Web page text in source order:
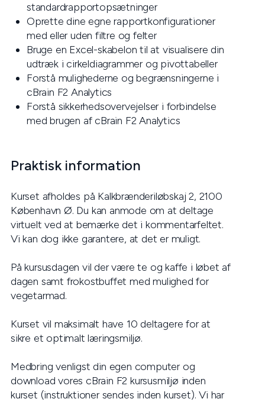
standardrapportopsætninger
Oprette dine egne rapportkonfigurationer
med eller uden filtre og felter
Bruge en Excel-skabelon til at visualisere din
udtræk i cirkeldiagrammer og pivottabeller
Forstå mulighederne og begrænsningerne i
cBrain F2 Analytics
Forstå sikkerhedsovervejelser i forbindelse
med brugen af cBrain F2 Analytics
Praktisk information
Kurset afholdes på Kalkbrænderiløbskaj 2, 2100
København Ø. Du kan anmode om at deltage
virtuelt ved at bemærke det i kommentarfeltet.
Vi kan dog ikke garantere, at det er muligt.
På kursusdagen vil der være te og kaffe i løbet af
dagen samt frokostbuffet med mulighed for
vegetarmad.
Kurset vil maksimalt have 10 deltagere for at
sikre et optimalt læringsmiljø.
Medbring venligst din egen computer og
download vores cBrain F2 kursusmiljø inden
kurset (instruktioner sendes inden kurset). Vi har